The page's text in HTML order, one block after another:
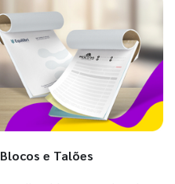
e Talões